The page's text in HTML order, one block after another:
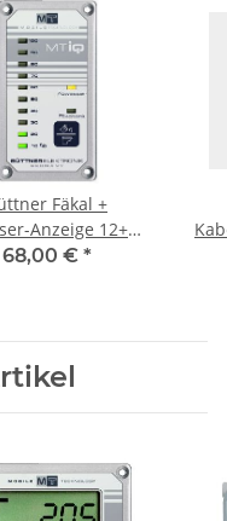
Fäkal +
Anzeige 12+24
V
68,00 € *